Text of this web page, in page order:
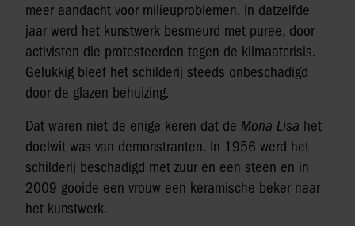
meer aandacht voor milieuproblemen. In datzelfde
jaar werd het kunstwerk besmeurd met puree, door
activisten die protesteerden tegen de klimaatcrisis.
Gelukkig bleef het schilderij steeds onbeschadigd
door de glazen behuizing.
Dat waren niet de enige keren dat de Mona Lisa het
doelwit was van demonstranten. In 1956 werd het
schilderij beschadigd met zuur en een steen en in
2009 gooide een vrouw een keramische beker naar
het kunstwerk.